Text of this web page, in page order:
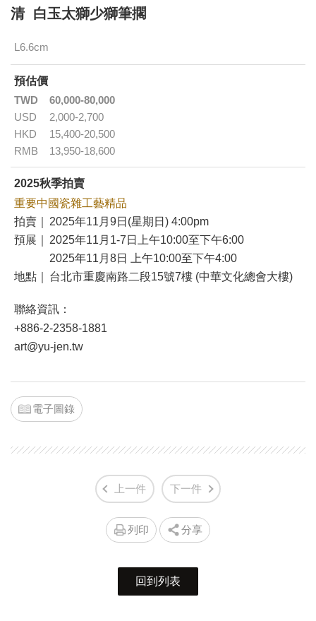
清 白玉太獅少獅筆擱
L6.6cm
預估價
TWD
60,000-80,000
USD
2,000-2,700
HKD
15,400-20,500
RMB
13,950-18,600
2025秋季拍賣
重要中國瓷雜工藝精品
拍賣｜
2025年11月9日(星期日) 4:00pm
預展｜
2025年11月1-7日上午10:00至下午6:00
2025年11月8日 上午10:00至下午4:00
地點｜
台北市重慶南路二段15號7樓 (中華文化總會大樓)
聯絡資訊：
+886-2-2358-1881
art@yu-jen.tw
電子圖錄
上一件 下一件
列印 分享
回到列表